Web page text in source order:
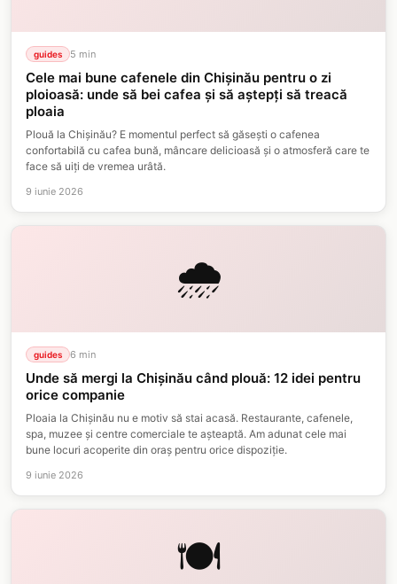
guides 5 min
Cele mai bune cafenele din Chișinău pentru o zi
ploioasă: unde să bei cafea și să aștepți să treacă
ploaia
Plouă la Chișinău? E momentul perfect să găsești o cafenea
confortabilă cu cafea bună, mâncare delicioasă și o atmosferă care te
face să uiți de vremea urâtă.
9 iunie 2026
🌧️
guides 6 min
Unde să mergi la Chișinău când plouă: 12 idei pentru
orice companie
Ploaia la Chișinău nu e motiv să stai acasă. Restaurante, cafenele,
spa, muzee și centre comerciale te așteaptă. Am adunat cele mai
bune locuri acoperite din oraș pentru orice dispoziție.
9 iunie 2026
🍽️